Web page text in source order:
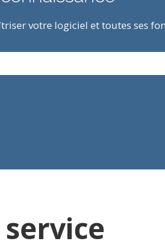
votre logiciel et toutes ses